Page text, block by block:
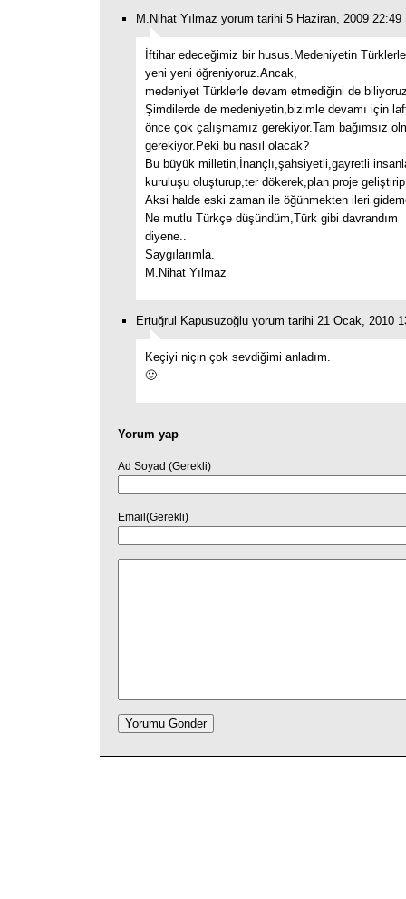
M.Nihat Yılmaz yorum tarihi 5 Haziran, 2009 22:49
İftihar edeceğimiz bir husus.Medeniyetin Türklerle
yeni yeni öğreniyoruz.Ancak,
medeniyet Türklerle devam etmediğini de
Şimdilerde de medeniyetin,bizimle devamı için
önce çok çalışmamız gerekiyor.Tam bağımsız
gerekiyor.Peki bu nasıl olacak?
Bu büyük milletin,İnançlı,şahsiyetli,gayretli
kuruluşu oluşturup,ter dökerek,plan proje geliştirip
Aksi halde eski zaman ile öğünmekten ileri
Ne mutlu Türkçe düşündüm,Türk gibi davrandım
diyene..
Saygılarımla.
M.Nihat Yılmaz
Ertuğrul Kapusuzoğlu yorum tarihi 21 Ocak, 2010
Keçiyi niçin çok sevdiğimi anladım.
🙂
Yorum yap
Ad Soyad (Gerekli)
Email(Gerekli)